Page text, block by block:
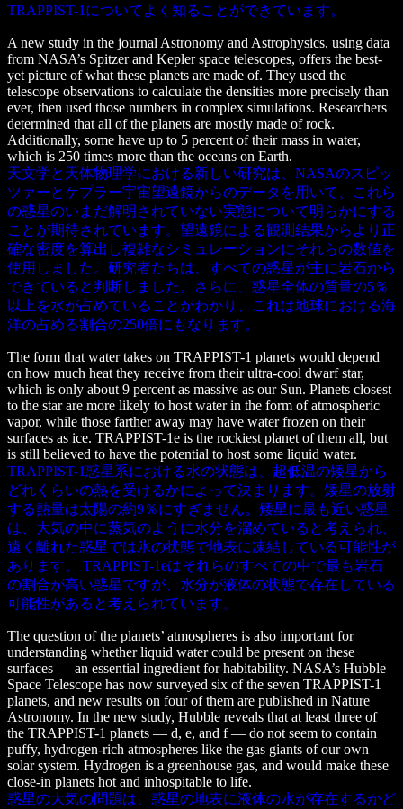
TRAPPIST-1についてよく知ることができています。
A new study in the journal Astronomy and Astrophysics, using data
from NASA’s Spitzer and Kepler space telescopes, offers the best-
yet picture of what these planets are made of. They used the
telescope observations to calculate the densities more precisely than
ever, then used those numbers in complex simulations. Researchers
determined that all of the planets are mostly made of rock.
Additionally, some have up to 5 percent of their mass in water,
which is 250 times more than the oceans on Earth.
天文学と天体物理学における新しい研究は、NASAのスピッ
ツァーとケプラー宇宙望遠鏡からのデータを用いて、これら
の惑星のいまだ解明されていない実態について明らかにする
ことが期待されています。望遠鏡による観測結果からより正
確な密度を算出し複雑なシミュレーションにそれらの数値を
使用しました。研究者たちは、すべての惑星が主に岩石から
できていると判断しました。さらに、惑星全体の質量の5％
以上を水が占めていることがわかり、これは地球における海
洋の占める割合の250倍にもなります。
The form that water takes on TRAPPIST-1 planets would depend
on how much heat they receive from their ultra-cool dwarf star,
which is only about 9 percent as massive as our Sun. Planets closest
to the star are more likely to host water in the form of atmospheric
vapor, while those farther away may have water frozen on their
surfaces as ice. TRAPPIST-1e is the rockiest planet of them all, but
is still believed to have the potential to host some liquid water.
TRAPPIST-1惑星系における水の状態は、超低温の矮星から
どれくらいの熱を受けるかによって決まります。矮星の放射
する熱量は太陽の約9％にすぎません。矮星に最も近い惑星
は、大気の中に蒸気のように水分を溜めていると考えられ、
遠く離れた惑星では氷の状態で地表に凍結している可能性が
あります。 TRAPPIST-1eはそれらのすべての中で最も岩石
の割合が高い惑星ですが、水分が液体の状態で存在している
可能性があると考えられています。
The question of the planets’ atmospheres is also important for
understanding whether liquid water could be present on these
surfaces — an essential ingredient for habitability. NASA’s Hubble
Space Telescope has now surveyed six of the seven TRAPPIST-1
planets, and new results on four of them are published in Nature
Astronomy. In the new study, Hubble reveals that at least three of
the TRAPPIST-1 planets — d, e, and f — do not seem to contain
puffy, hydrogen-rich atmospheres like the gas giants of our own
solar system. Hydrogen is a greenhouse gas, and would make these
close-in planets hot and inhospitable to life.
惑星の大気の問題は、惑星の地表に液体の水が存在するかど